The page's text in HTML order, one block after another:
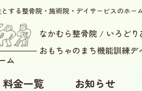
する整骨院・施術院・デイサービスのホー
ム
なかむら整骨院 / いろどり
おもちゃのまち機能訓練デ
料金一覧 お知らせ